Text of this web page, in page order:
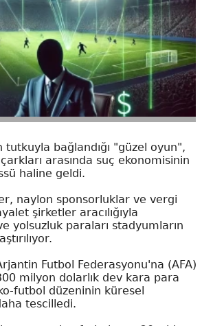
tutkuyla bağlandığı "güzel oyun",
arasında suç ekonomisinin
haline geldi.
naylon sponsorluklar ve vergi
şirketler aracılığıyla
yolsuzluk paraları stadyumların
Futbol Federasyonu'na (AFA)
milyon dolarlık dev kara para
futbol düzeninin küresel
tescilledi.